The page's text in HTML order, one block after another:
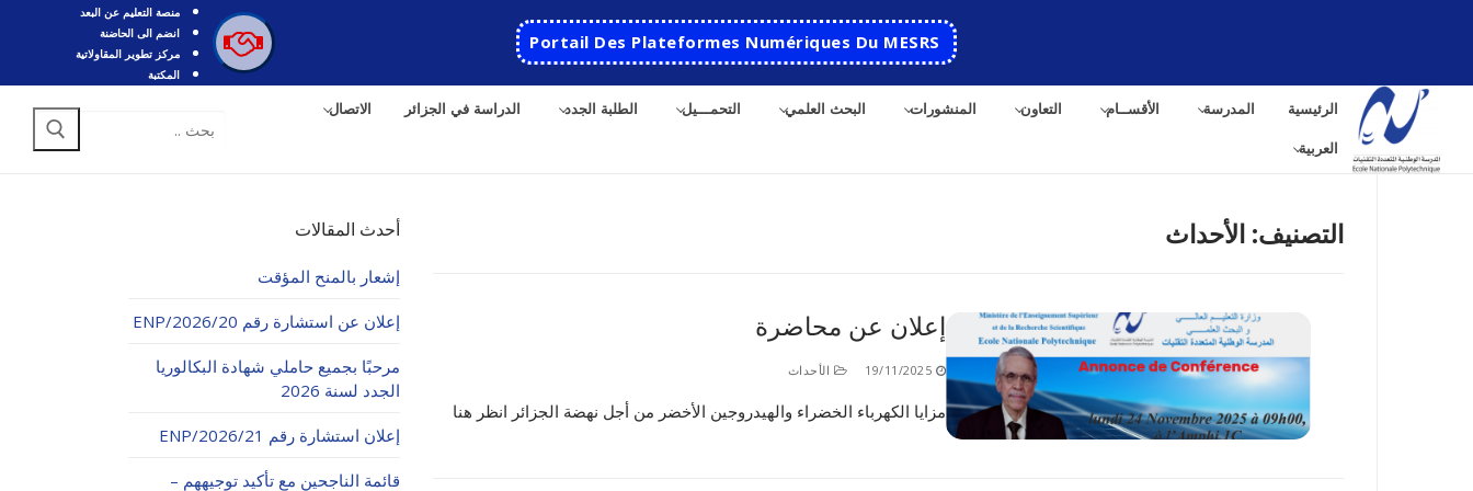
Portail Des Plateformes Numériques Du MESRS
منصة التعليم عن البعد
انضم الى الحاضنة
مركز تطوير المقاولاتية
المكتبة
الرئيسية المدرسة الأقســام التعاون المنشورات البحث العلمي التحمـــيل الطلبة الجدد الدراسة في الجزائر الاتصال
العربية
المدرسة
التصنيف: الأحداث
إعلان عن محاضرة
19/11/2025 الأحداث
مزايا الكهرباء الخضراء والهيدروجين الأخضر من أجل نهضة الجزائر انظر هنا
أحدث المقالات
إشعار بالمنح المؤقت
إعلان عن استشارة رقم 20/ENP/2026
مرحبًا بجميع حاملي شهادة البكالوريا
الجدد لسنة 2026
إعلان استشارة رقم 21/ENP/2026
قائمة الناجحين مع تأكيد توجيههم –